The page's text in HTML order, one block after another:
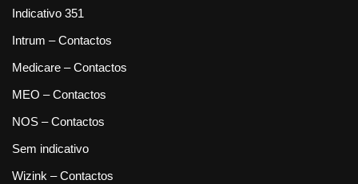
Indicativo 351
Intrum – Contactos
Medicare – Contactos
MEO – Contactos
NOS – Contactos
Sem indicativo
Wizink – Contactos